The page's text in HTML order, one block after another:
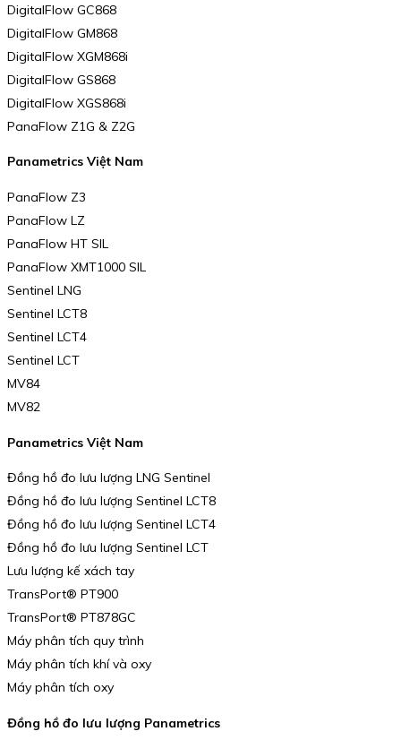
DigitalFlow GC868
DigitalFlow GM868
DigitalFlow XGM868i
DigitalFlow GS868
DigitalFlow XGS868i
PanaFlow Z1G & Z2G
Panametrics Việt Nam
PanaFlow Z3
PanaFlow LZ
PanaFlow HT SIL
PanaFlow XMT1000 SIL
Sentinel LNG
Sentinel LCT8
Sentinel LCT4
Sentinel LCT
MV84
MV82
Panametrics Việt Nam
Đồng hồ đo lưu lượng LNG Sentinel
Đồng hồ đo lưu lượng Sentinel LCT8
Đồng hồ đo lưu lượng Sentinel LCT4
Đồng hồ đo lưu lượng Sentinel LCT
Lưu lượng kế xách tay
TransPort® PT900
TransPort® PT878GC
Máy phân tích quy trình
Máy phân tích khí và oxy
Máy phân tích oxy
Đồng hồ đo lưu lượng Panametrics